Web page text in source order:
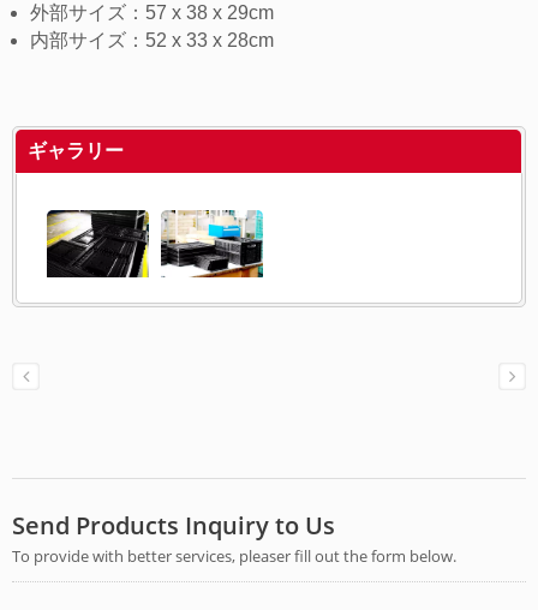
外部サイズ：57 x 38 x 29cm
内部サイズ：52 x 33 x 28cm
ギャラリー